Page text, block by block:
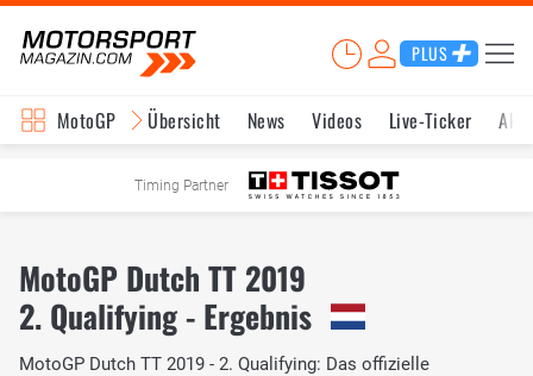
PLUS
MotoGP Übersicht News Videos Live-Ticker
Timing Partner
MotoGP Dutch TT 2019
2. Qualifying - Ergebnis
MotoGP Dutch TT 2019 - 2. Qualifying: Das offizielle